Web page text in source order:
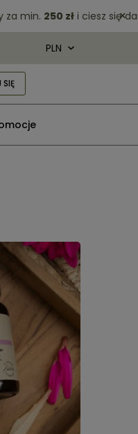
250 złi ciesz się ×